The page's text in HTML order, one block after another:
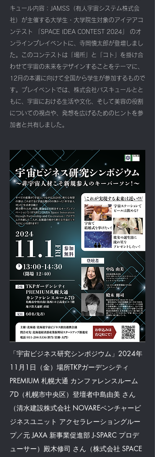
キュール内容：JAMSS（有人宇宙システム株式会
社）が主催する大学生・大学院生対象のアイデアコ
ンテスト 「SPACE IDEA CONTEST 2024」 のオ
ンラインプレイベントに、寺岡慎太郎が登壇しまし
た。このコンテストは「場所」と「コト」を掛け合
わせて宇宙の未来をデザインすることをテーマに、
12月の本選に向けて全国から学生が参加するもので
す。プレイベントでは、株式会社バスキュールとと
もに、宇宙における生活や文化、そして美容の役割
についての視点や、発想を広げるためのヒントを参
加者と共有しました。
「宇宙ビジネス研究シンポジウム」2024年
11月1日（金）場所TKPガーデンシティ
PREMIUM 札幌大通 カンファレンスルーム
7D（札幌市中央区）登壇者中島由美 さん
（清水建設株式会社 NOVAREベンチャービ
ジネスユニット アクセラレーショングルー
プ／元 JAXA 新事業促進部 J‑SPARC プロデ
ューサー）殿木修司 さん（株式会社 SPACE